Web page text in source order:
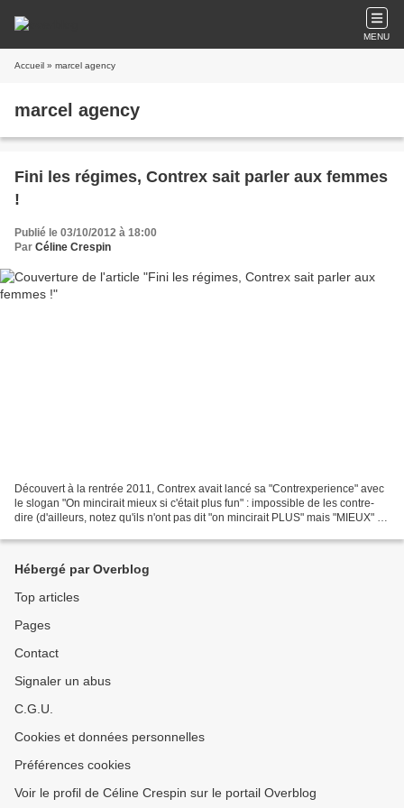
MENU
Accueil » marcel agency
marcel agency
Fini les régimes, Contrex sait parler aux femmes
!
Publié le 03/10/2012 à 18:00
Par Céline Crespin
Découvert à la rentrée 2011, Contrex avait lancé sa "Contrexperience" avec
le slogan "On mincirait mieux si c'était plus fun" : impossible de les contre-
dire (d'ailleurs, notez qu'ils n'ont pas dit "on mincirait PLUS" mais "MIEUX" !
Hébergé par Overblog
Top articles
Pages
Contact
Signaler un abus
C.G.U.
Cookies et données personnelles
Préférences cookies
Voir le profil de Céline Crespin sur le portail Overblog